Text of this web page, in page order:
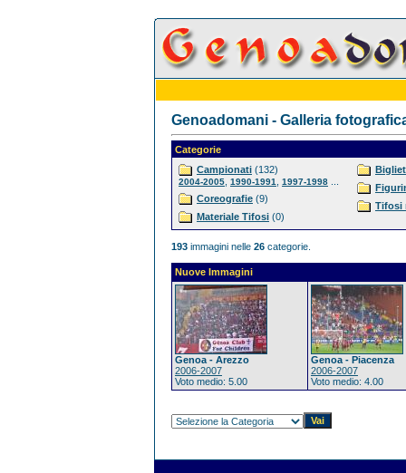
Genoadomani - Galleria
Categorie
Campionati (132)
2004-2005 1990-1991 1997-1998
Coreografie (9)
Materiale Tifosi (0)
Tifosi
193 immagini nelle 26 categorie.
Nuove Immagini
Genoa - Arezzo
2006-2007
Voto medio: 5.00
Genoa - Piacenza
2006-2007
Voto medio: 4.00